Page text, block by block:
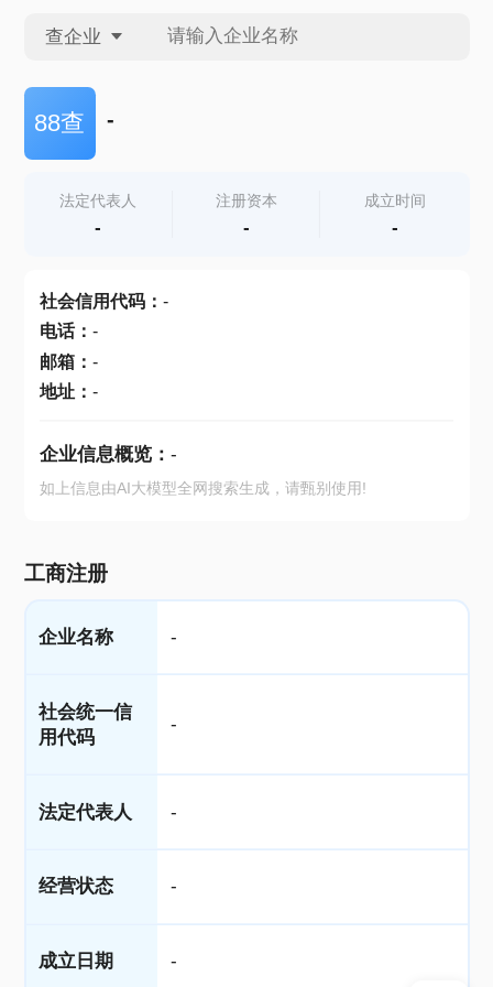
查企业
查企业
查产地
88查 -
法定代表人
-
注册资本
-
成立时间
-
社会信用代码： -
电话： -
邮箱： -
地址： -
企业信息概览： -
如上信息由AI大模型全网搜索生成，请甄别使用!
工商注册
企业名称 -
社会统一信
用代码
-
法定代表人 -
经营状态 -
成立日期 -